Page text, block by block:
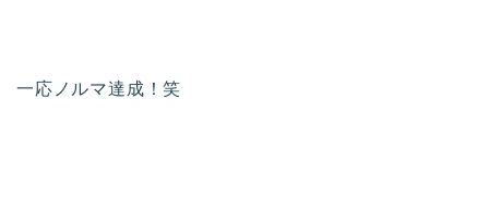
一応ノルマ達成！笑